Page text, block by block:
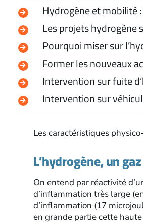
Hydrogène et mobilité
Les projets
Pourquoi miser sur
Former les nouveaux
Intervention sur fuite
Intervention sur
Les caractéristiques
L’hydrogène, un
On entend par réactivité
d’in­flammation très large
d’inflammation (17
en grande partie cette